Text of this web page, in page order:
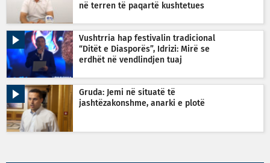
në terren të paqartë kushtetues
Vushtrria hap festivalin tradicional
“Ditët e Diasporës”, Idrizi: Mirë se
erdhët në vendlindjen tuaj
Gruda: Jemi në situatë të
jashtëzakonshme, anarki e plotë